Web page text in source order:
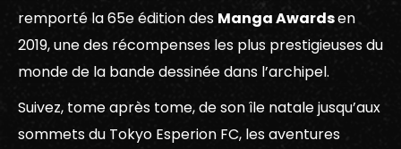
remporté la 65e édition des Manga Awardsen
2019, une des récompenses les plus prestigieuses du
monde de la bande dessinée dans l’archipel.
Suivez, tome après tome, de son île natale jusqu’aux
sommets du Tokyo Esperion FC, les aventures